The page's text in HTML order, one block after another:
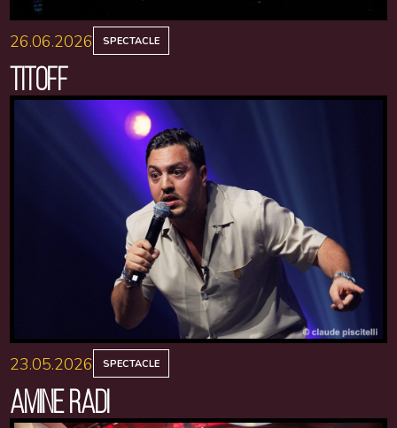
26.06.2026 SPECTACLE
TITOFF
23.05.2026 SPECTACLE
AMINE RADI